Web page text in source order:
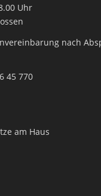
Uhr
nach
45 770
am Haus